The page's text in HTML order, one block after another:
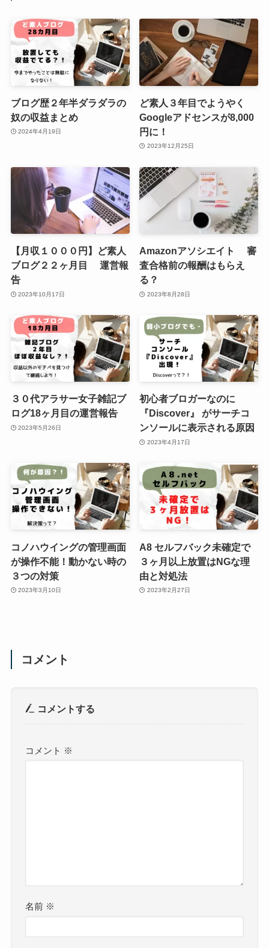
ブログ歴２年半ダラダラの
奴の収益まとめ
2024年4月19日
ど素人３年目でようやく
Googleアドセンスが8,000
円に！
2023年12月25日
【月収１０００円】ど素人
ブログ２２ヶ月目 運営報
告
2023年10月17日
Amazonアソシエイト 審
査合格前の報酬はもらえ
る？
2023年8月28日
３０代アラサー女子雑記ブ
ログ18ヶ月目の運営報告
2023年5月26日
初心者ブロガーなのに
『Discover』 がサーチコ
ンソールに表示される原因
2023年4月17日
コノハウイングの管理画面
が操作不能！動かない時の
３つの対策
2023年3月10日
A8 セルフバック未確定で
３ヶ月以上放置はNGな理
由と対処法
2023年2月27日
コメント
コメントする
コメント ※
名前 ※